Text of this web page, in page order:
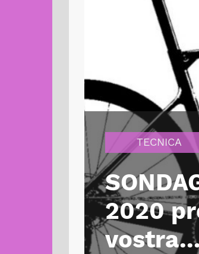
TECNICA
2020
vostra...